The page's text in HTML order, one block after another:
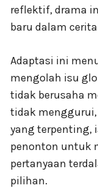
reflektif, drama
baru dalam
Adaptasi ini
mengolah isu
tidak berusaha
tidak
yang terpenting,
penonton untuk
pertanyaan
pilihan.